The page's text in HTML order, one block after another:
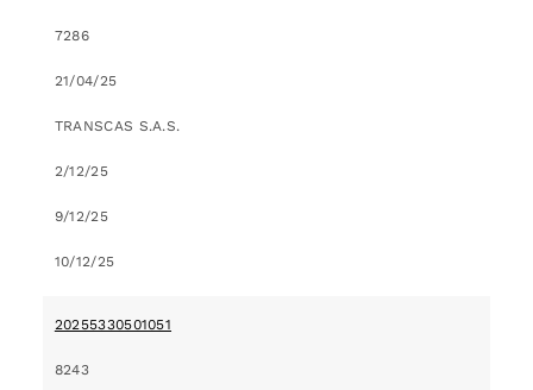
7286
21/04/25
TRANSCAS S.A.S.
2/12/25
9/12/25
10/12/25
20255330501051
8243